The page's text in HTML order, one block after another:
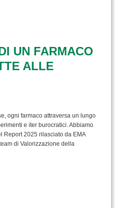
UN FARMACO
ALLE
ogni farmaco attraversa un lungo
e iter burocratici. Abbiamo
Report 2025 rilasciato da EMA
di Valorizzazione della